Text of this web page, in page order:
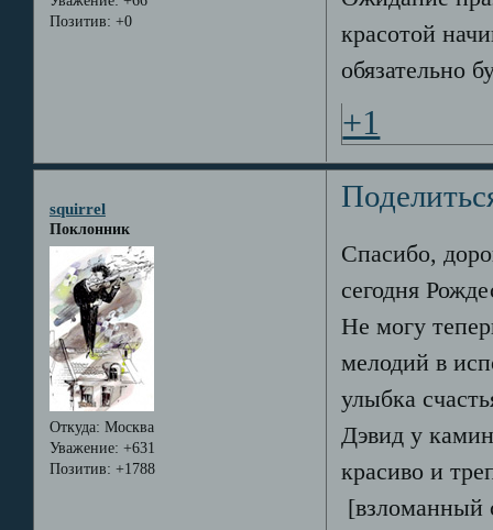
Позитив: +0
красотой
обязательно
+1
squirrel
Поклонник
Откуда: Москва
Уважение: +631
Позитив: +1788
Спасибо,
сегодня
Не могу
мелодий в
улыбка
Дэвид у
красиво и
[взломанный